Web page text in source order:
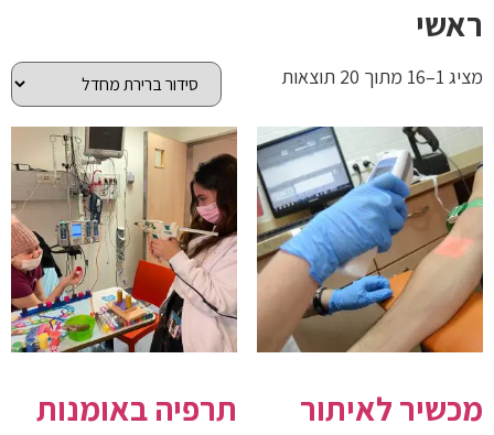
ראשי
מציג 1–16 מתוך 20 תוצאות
מכשיר לאיתור
תרפיה באומנות